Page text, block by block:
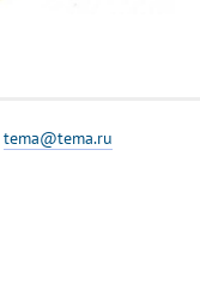
tema@tema.ru